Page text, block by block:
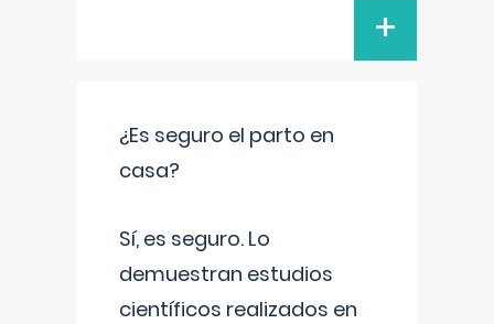
+
¿Es seguro el parto en
casa?
Sí, es seguro. Lo
demuestran estudios
científicos realizados en